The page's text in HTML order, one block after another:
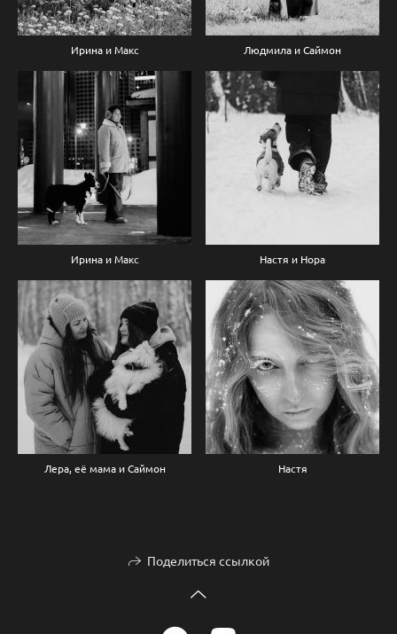
Ирина и Макс Людмила и Саймон
Ирина и Макс Настя и Нора
Лера, её мама и Саймон Настя
Поделиться ссылкой